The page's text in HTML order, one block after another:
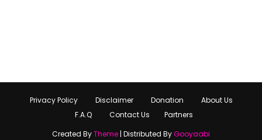
Privacy Policy Disclaimer Donation
About Us
F.A.Q
Contact Us
Partners
Created ByTheme | Distributed ByGooyaabi